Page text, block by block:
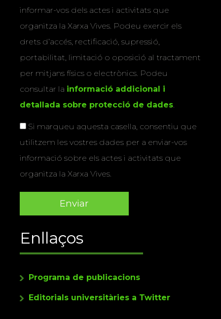
informar-vos dels actes i activitats que
organitza la Xarxa Vives. Podeu exercir els
drets d’accés, rectificació, supressió,
portabilitat, limitació o oposició al tractament
per mitjans físics o electrònics. Podeu
consultar la informació addicional i
detallada sobre protecció de dades.
Si marqueu aquesta casella, consentiu que
utilitzem les vostres dades per a enviar-vos
informació sobre els actes i activitats que
organitza la Xarxa Vives.
Enllaços
Programa de publicacions
Editorials universitàries a Twitter